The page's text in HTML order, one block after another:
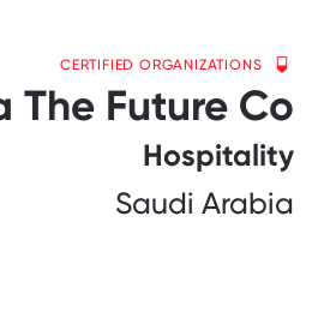
CERTIFIED ORGANIZATIONS
The Future Co
Hospitality
Saudi Arabia